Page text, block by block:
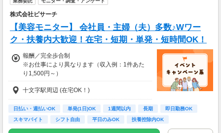
・案件数 ：10～20件
・所要時間：1～2時間
・謝礼金 ：2,000～5,000PT
★今だけ！お得なキャンペーン実施中★
全員に1,000PTプレゼント！（1PT＝1円）
その他手当については面接時に
【交通費】
株式会社ビサーチ
【美容モニター】 会社員・主婦（夫）多数♪Wワー
ク・扶養内大歓迎！在宅・短期・単発・短時間OK！
報酬／完全歩合制
※お仕事により異なります（収入例：1件あた
り1,500円～）
・登録お祝い制度アリ★
最大11,500円GET（弊社規定による）
十文字駅周辺 (在宅OK！)
日払い・週払いOK 単発(1日)OK 1週間以内 長期
即日勤務OK
スキマバイト
シフト自由 平日のみOK 扶養控除内OK